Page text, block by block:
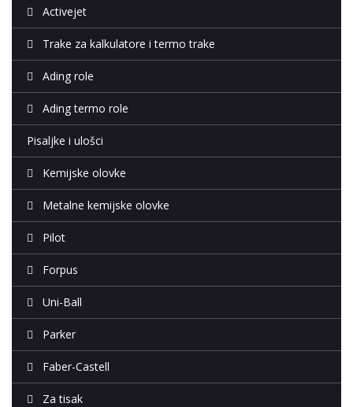
Activejet
Trake za kalkulatore i termo trake
Ading role
Ading termo role
Pisaljke i ulošci
Kemijske olovke
Metalne kemijske olovke
Pilot
Forpus
Uni-Ball
Parker
Faber-Castell
Za tisak